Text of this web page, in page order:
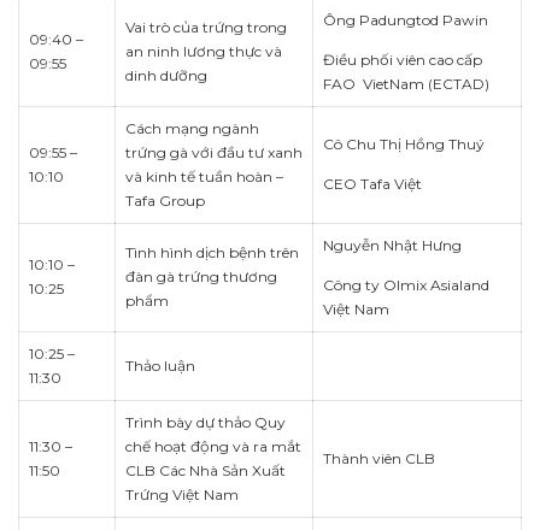
09:40 –
09:55
Vai trò của trứng trong
an ninh lương thực và
dinh dưỡng
Ông Padungtod Pawin
Điều phối viên cao cấp
FAO VietNam (ECTAD)
09:55 –
10:10
Cách mạng ngành
trứng gà với đầu tư xanh
và kinh tế tuần hoàn –
Tafa Group
Cô Chu Thị Hồng Thuý
CEO Tafa Việt
10:10 –
10:25
Tình hình dịch bệnh trên
đàn gà trứng thương
phẩm
Nguyễn Nhật Hưng
Công ty Olmix Asialand
Việt Nam
10:25 –
11:30
Thảo luận
11:30 –
11:50
Trình bày dự thảo Quy
chế hoạt động và ra mắt
CLB Các Nhà Sản Xuất
Trứng Việt Nam
Thành viên CLB